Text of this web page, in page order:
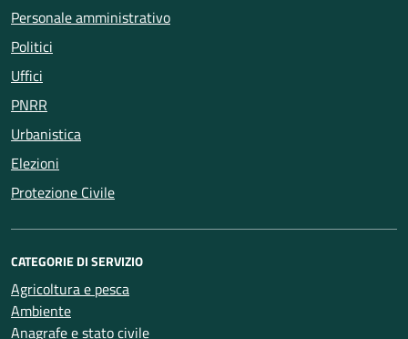
Personale amministrativo
Politici
Uffici
PNRR
Urbanistica
Elezioni
Protezione Civile
CATEGORIE DI SERVIZIO
Agricoltura e pesca
Ambiente
Anagrafe e stato civile